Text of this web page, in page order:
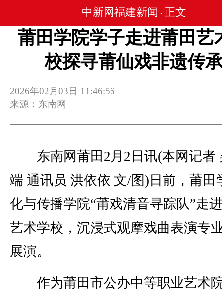
中新网福建新闻 • 正文
莆田学院学子走进莆田艺
校探寻莆仙戏非遗传
2026年02月03日 11:46:56
来源：东南网
东南网莆田2月2日讯(本网记者
端 通讯员 洪依依 文/图)日前，莆田
化与传播学院“莆戏清音寻踪队”走
艺术学校，沉浸式观摩戏曲表演专
展演。
作为莆田市公办中等职业艺术